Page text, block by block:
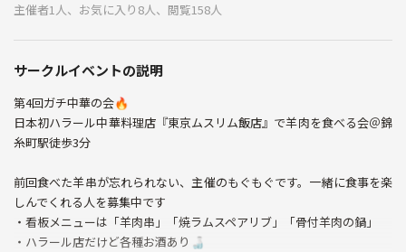
主催者1人、お気に入り8人、閲覧158人
サークルイベントの説明
第4回ガチ中華の会🔥
日本初ハラール中華料理店『東京ムスリム飯店』で羊肉を食べる会＠錦
糸町駅徒歩3分
前回食べた羊串が忘れられない、主催のもぐもぐです。一緒に食事を楽
しんでくれる人を募集中です
・看板メニューは「羊肉串」「焼ラムスペアリブ」「骨付羊肉の鍋」
・ハラール店だけど各種お酒あり🍶